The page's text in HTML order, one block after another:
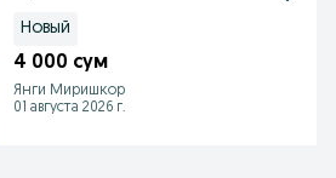
Новый
4 000 сум
Янги Миришкор
01 августа 2026 г.